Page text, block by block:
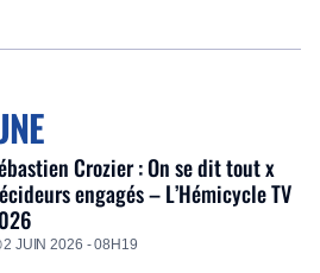
Crozier : On se dit tout x
engagés – L’Hémicycle TV
2 JUIN 2026 - 08H19